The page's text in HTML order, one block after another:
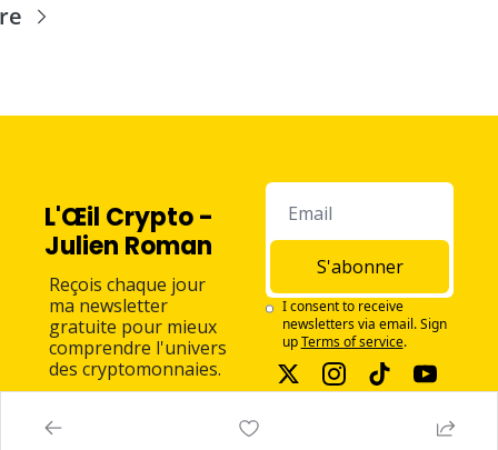
L'Œil Crypto -
Julien Roman
Reçois chaque jour
ma newsletter
gratuite pour mieux
comprendre l'univers
des cryptomonnaies.
S'abonner
I consent to receive
newsletters via email. Sign
up Terms of service.